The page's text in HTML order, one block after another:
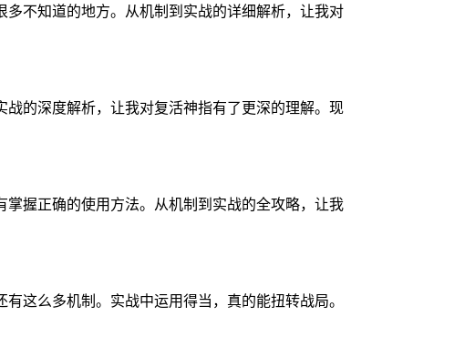
不知道的地方。从机制到实战的详细解析，让我对
的深度解析，让我对复活神指有了更深的理解。现
握正确的使用方法。从机制到实战的全攻略，让我
这么多机制。实战中运用得当，真的能扭转战局。